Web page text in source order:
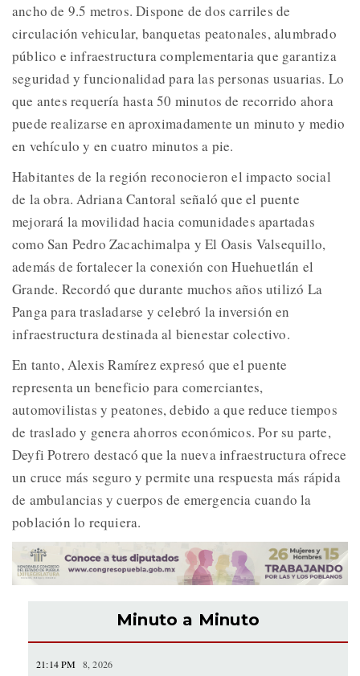
ancho de 9.5 metros. Dispone de dos carriles de
circulación vehicular, banquetas peatonales, alumbrado
público e infraestructura complementaria que garantiza
seguridad y funcionalidad para las personas usuarias. Lo
que antes requería hasta 50 minutos de recorrido ahora
puede realizarse en aproximadamente un minuto y medio
en vehículo y en cuatro minutos a pie.
Habitantes de la región reconocieron el impacto social
de la obra. Adriana Cantoral señaló que el puente
mejorará la movilidad hacia comunidades apartadas
como San Pedro Zacachimalpa y El Oasis Valsequillo,
además de fortalecer la conexión con Huehuetlán el
Grande. Recordó que durante muchos años utilizó La
Panga para trasladarse y celebró la inversión en
infraestructura destinada al bienestar colectivo.
En tanto, Alexis Ramírez expresó que el puente
representa un beneficio para comerciantes,
automovilistas y peatones, debido a que reduce tiempos
de traslado y genera ahorros económicos. Por su parte,
Deyfi Potrero destacó que la nueva infraestructura ofrece
un cruce más seguro y permite una respuesta más rápida
de ambulancias y cuerpos de emergencia cuando la
población lo requiera.
Minuto a Minuto
21:14 PM 8, 2026